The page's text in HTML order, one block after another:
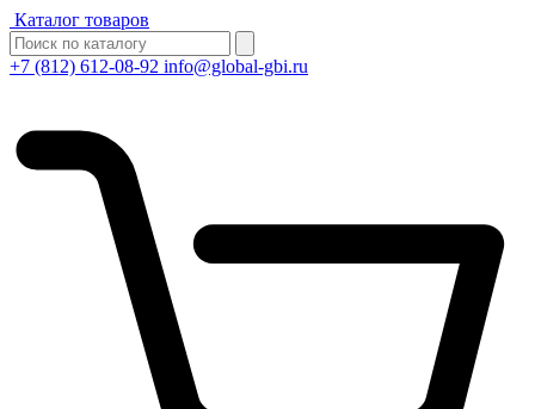
Каталог товаров
+7 (812) 612-08-92 info@global-gbi.ru